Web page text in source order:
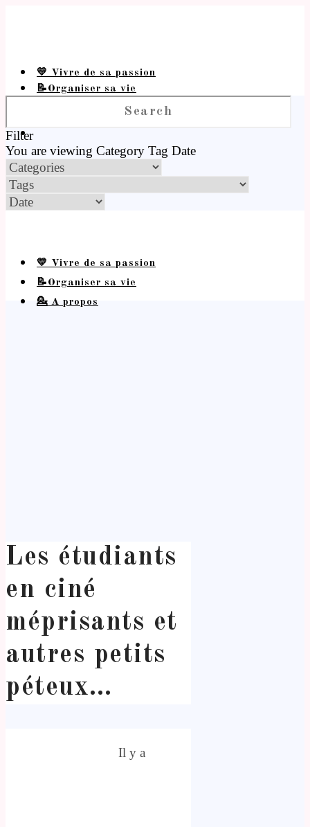
💛 Vivre de sa passion
📝Organiser sa vie
Filter
You are viewing Category Tag Date
💛 Vivre de sa passion
📝Organiser sa vie
💁 A propos
Les étudiants
en ciné
méprisants et
autres petits
péteux…
Il y a